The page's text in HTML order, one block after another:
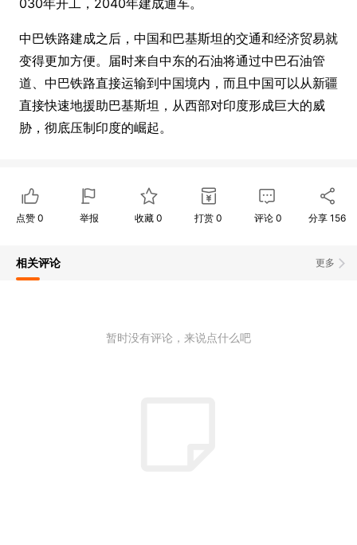
中巴铁路建成之后，中国和巴基斯坦的交通和经济贸易就
变得更加方便。届时来自中东的石油将通过中巴石油管
道、中巴铁路直接运输到中国境内，而且中国可以从新疆
直接快速地援助巴基斯坦，从西部对印度形成巨大的威
胁，彻底压制印度的崛起。
点赞 0 举报 收藏0 打赏 0 评论 0 分享156
更多
相关评论
暂时没有评论，来说点什么吧